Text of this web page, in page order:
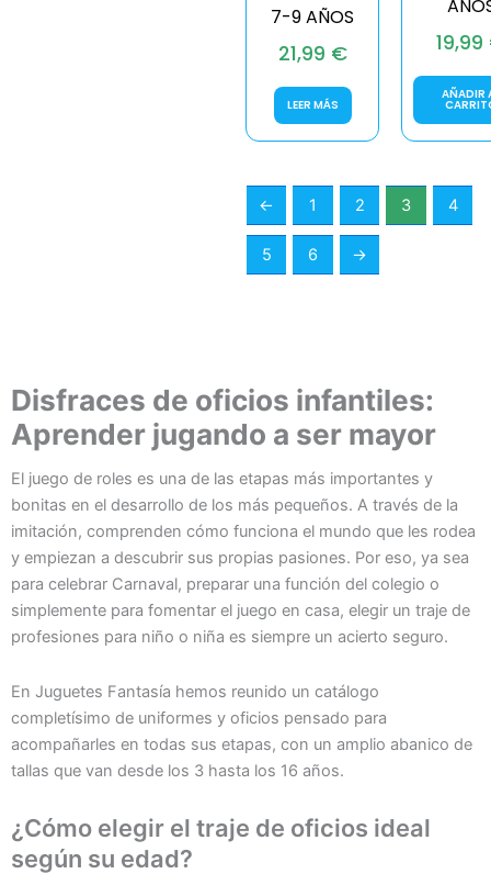
7-9 AÑOS
21,99 €
LEER MÁS
19,99
AÑADIR
← 1 2 3 4
5 6 →
Disfraces de oficios infantiles:
Aprender jugando a ser mayor
El juego de roles es una de las etapas más importantes y
bonitas en el desarrollo de los más pequeños. A través de la
imitación, comprenden cómo funciona el mundo que les rodea
y empiezan a descubrir sus propias pasiones. Por eso, ya sea
para celebrar Carnaval, preparar una función del colegio o
simplemente para fomentar el juego en casa, elegir un traje de
profesiones para niño o niña es siempre un acierto seguro.
En Juguetes Fantasía hemos reunido un catálogo
completísimo de uniformes y oficios pensado para
acompañarles en todas sus etapas, con un amplio abanico de
tallas que van desde los 3 hasta los 16 años.
¿Cómo elegir el traje de oficios ideal
según su edad?